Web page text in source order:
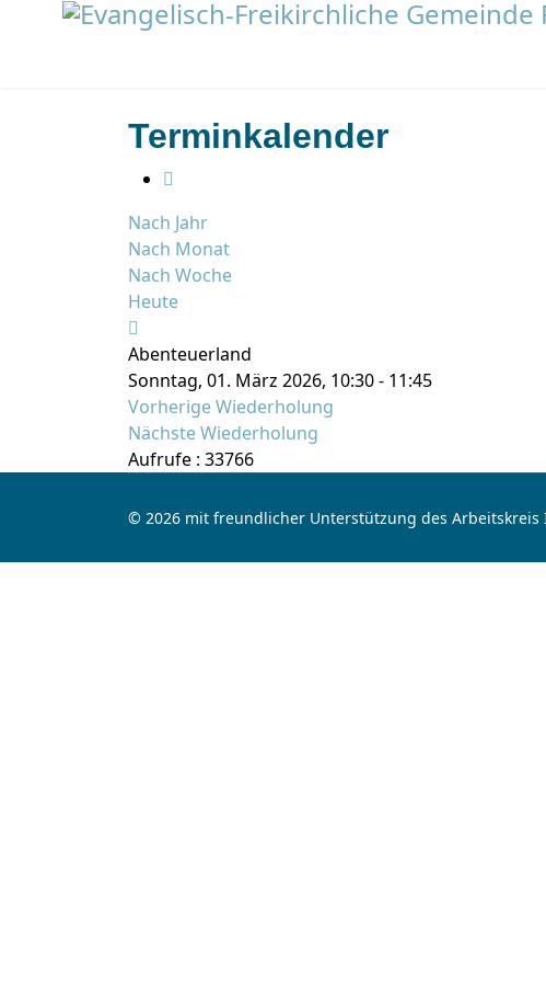
Terminkalender
Nach Jahr
Nach Monat
Nach Woche
Heute
Abenteuerland
Sonntag, 01. März 2026, 10:30 - 11:45
Vorherige Wiederholung
Nächste Wiederholung
Aufrufe : 33766
© 2026 mit freundlicher Unterstützung des Arbeitskreis